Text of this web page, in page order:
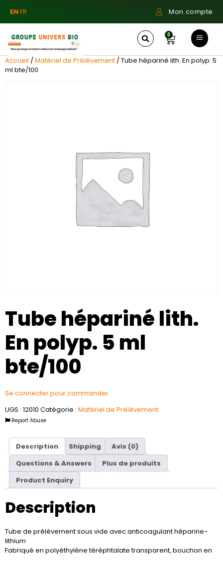
ENFR Mon compte
0
Accueil /Matériel de Prélèvement / Tube hépariné lith. En polyp. 5
ml bte/100
Tube hépariné lith.
En polyp. 5 ml
bte/100
Se connecter pour commander
UGS : 12010 Catégorie : Matériel de Prélèvement
Report Abuse
Description Shipping
Avis (0)
Questions & Answers
Plus de produits
Product Enquiry
Description
Tube de prélèvement sous vide avec anticoagulant héparine-
lithium
Fabriqué en polyéthylène téréphtalate transparent, bouchon en